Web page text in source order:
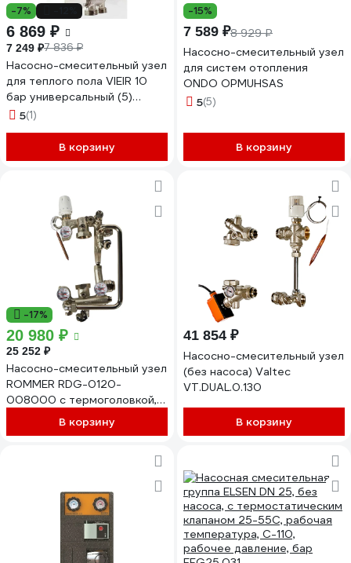
-7%
6 869 ₽
7 249 ₽7 836 ₽
Насосно-смесительный узел
для теплого пола VIEIR 10
бар универсальный (5)
VR202
5(1)
В корзину
-15%
7 589 ₽8 929 ₽
Насосно-смесительный узел
для систем отопления
ONDO OPMUHSAS
5(5)
В корзину
-17%
20 980 ₽
25 252 ₽
Насосно-смесительный узел
ROMMER RDG-0120-
008000 с термоголовкой,
перепуск RG00938T67G5E3
В корзину
41 854 ₽
Насосно-смесительный узел
(без насоса) Valtec
VT.DUAL.0.130
В корзину